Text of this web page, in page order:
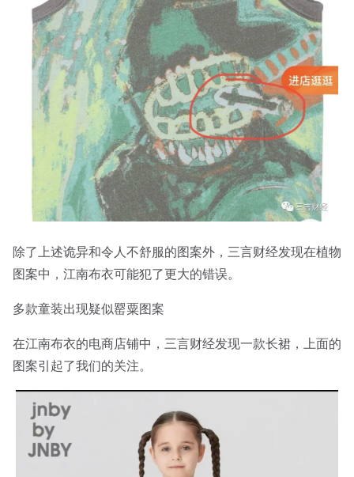
除了上述诡异和令人不舒服的图案外，三言财经发现在植物
图案中，江南布衣可能犯了更大的错误。
多款童装出现疑似罂粟图案
在江南布衣的电商店铺中，三言财经发现一款长裙，上面的
图案引起了我们的关注。